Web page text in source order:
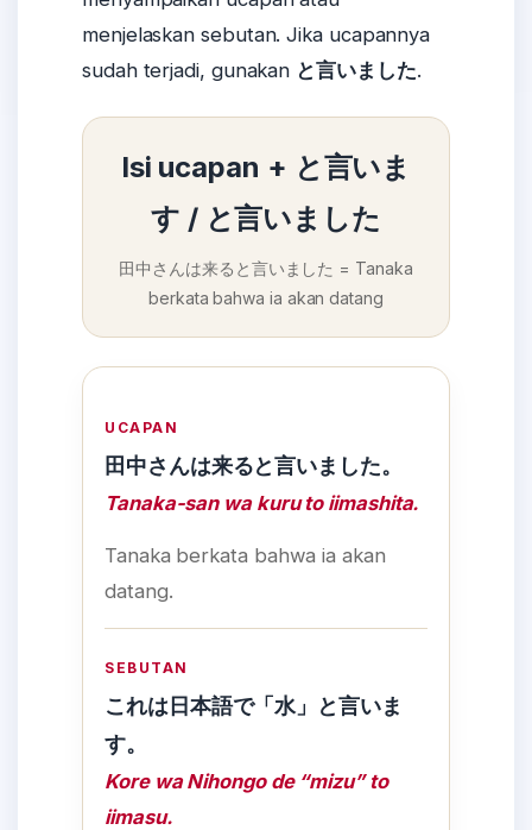
menjelaskan sebutan. Jika ucapannya
sudah terjadi, gunakan と言いました.
Isi ucapan + と言いま
す / と言いました
田中さんは来ると言いました = Tanaka
berkata bahwa ia akan datang
UCAPAN
田中さんは来ると言いました。
Tanaka-san wa kuru to iimashita.
Tanaka berkata bahwa ia akan
datang.
SEBUTAN
これは日本語で「水」と言いま
す。
Kore wa Nihongo de “mizu” to
iimasu.